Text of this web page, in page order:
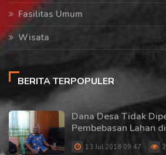
Fasilitas Umum
Wisata
BERITA TERPOPULER
Dana Desa Tidak
Pembebasan Lahan
13 Jul 2018 09:47